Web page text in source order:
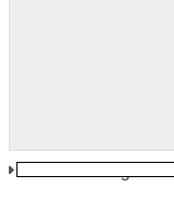
La Ceibe Flughafen